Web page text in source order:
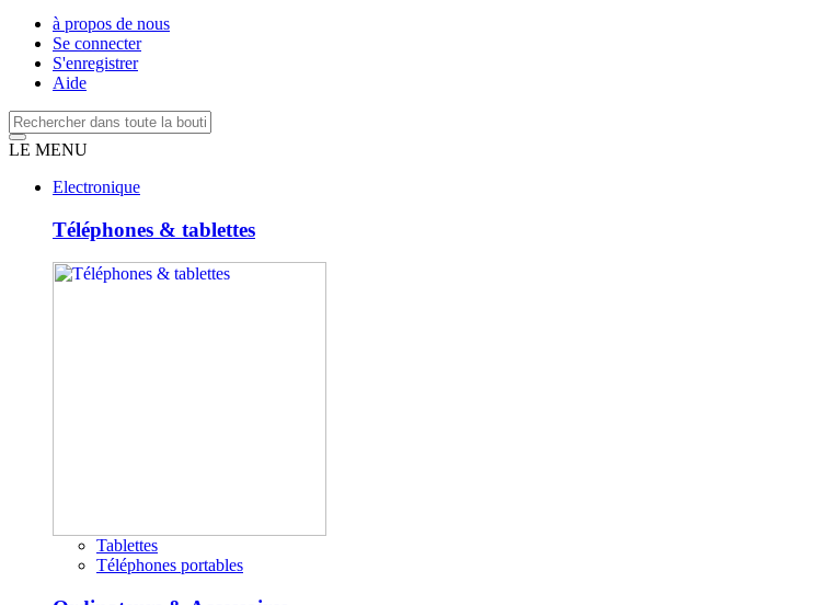
à propos de nous
Se connecter
S'enregistrer
Aide
LE MENU
Electronique
Téléphones & tablettes
Tablettes
Téléphones portables